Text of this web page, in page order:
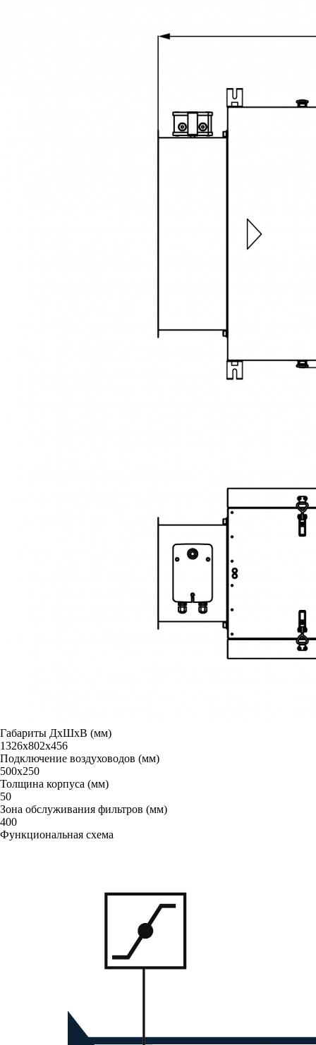
Габариты ДxШxВ (мм)
1326х802х456
Подключение воздуховодов (мм)
500x250
Толщина корпуса (мм)
50
Зона обслуживания фильтров (мм)
400
Функциональная схема